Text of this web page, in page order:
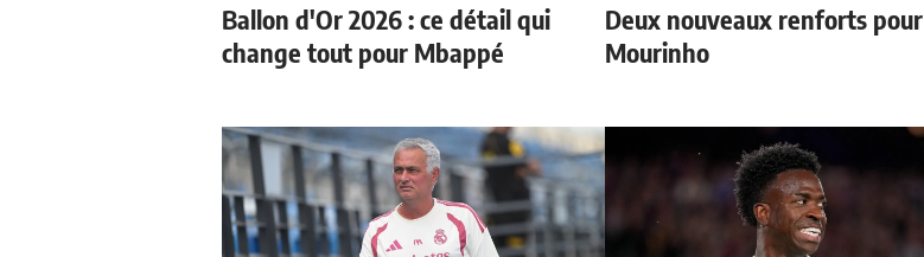
Ballon d'Or 2026 : ce détail qui
change tout pour Mbappé
Deux nouveaux renforts pour
Mourinho